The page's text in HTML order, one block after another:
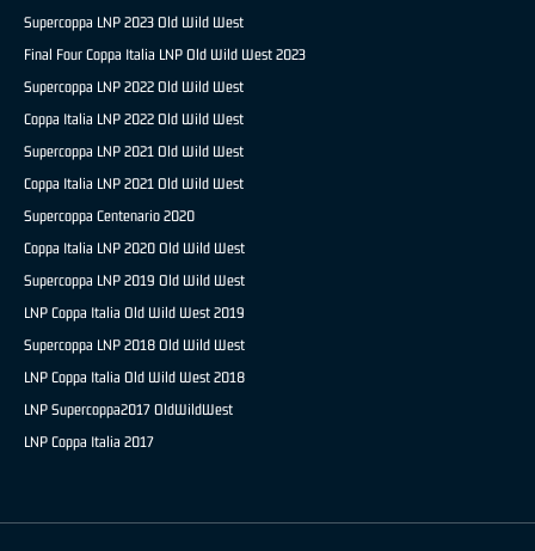
Supercoppa LNP 2023 Old Wild West
Final Four Coppa Italia LNP Old Wild West 2023
Supercoppa LNP 2022 Old Wild West
Coppa Italia LNP 2022 Old Wild West
Supercoppa LNP 2021 Old Wild West
Coppa Italia LNP 2021 Old Wild West
Supercoppa Centenario 2020
Coppa Italia LNP 2020 Old Wild West
Supercoppa LNP 2019 Old Wild West
LNP Coppa Italia Old Wild West 2019
Supercoppa LNP 2018 Old Wild West
LNP Coppa Italia Old Wild West 2018
LNP Supercoppa2017 OldWildWest
LNP Coppa Italia 2017